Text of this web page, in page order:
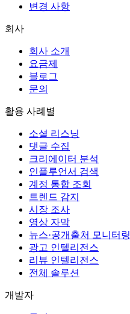
변경 사항
회사
회사 소개
요금제
블로그
문의
활용 사례별
소셜 리스닝
댓글 수집
크리에이터 분석
인플루언서 검색
계정 통합 조회
트렌드 감지
시장 조사
영상 자막
뉴스·공개출처 모니터링
광고 인텔리전스
리뷰 인텔리전스
전체 솔루션
개발자